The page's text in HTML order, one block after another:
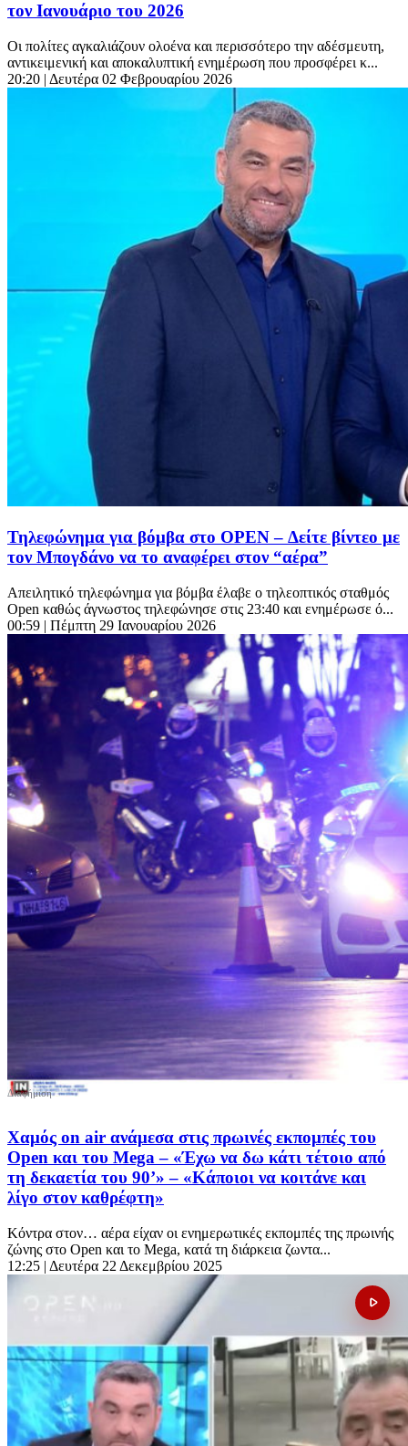
τον Ιανουάριο του 2026
Οι πολίτες αγκαλιάζουν ολοένα και περισσότερο την αδέσμευτη,
αντικειμενική και αποκαλυπτική ενημέρωση που προσφέρει κ...
20:20 | Δευτέρα 02 Φεβρουαρίου 2026
Τηλεφώνημα για βόμβα στο OPEN – Δείτε βίντεο με
τον Μπογδάνο να το αναφέρει στον “αέρα”
Απειλητικό τηλεφώνημα για βόμβα έλαβε ο τηλεοπτικός σταθμός
Open καθώς άγνωστος τηλεφώνησε στις 23:40 και ενημέρωσε ό...
00:59 | Πέμπτη 29 Ιανουαρίου 2026
Χαμός on air ανάμεσα στις πρωινές εκπομπές του
Open και του Mega – «Έχω να δω κάτι τέτοιο από
τη δεκαετία του 90’» – «Κάποιοι να κοιτάνε και
λίγο στον καθρέφτη»
Κόντρα στον… αέρα είχαν οι ενημερωτικές εκπομπές της πρωινής
ζώνης στο Open και το Mega, κατά τη διάρκεια ζωντα...
12:25 | Δευτέρα 22 Δεκεμβρίου 2025